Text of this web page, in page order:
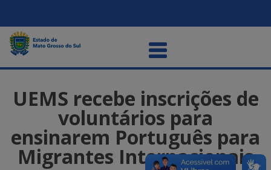
UEMS recebe inscrições de
voluntários para
ensinarem Português para
Migrantes Internacionais